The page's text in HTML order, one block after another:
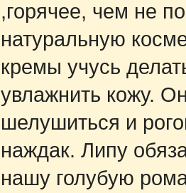
,горячее, чем не
натуральную
кремы учусь
увлажнить кожу.
шелушиться и
наждак. Липу
нашу голубую